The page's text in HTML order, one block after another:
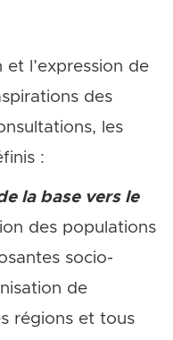
l’expression de
des
les
:
la base vers le
des populations
socio-
de
régions et tous